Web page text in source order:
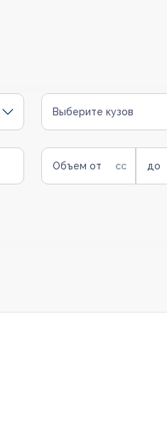
Выберите кузов
Объем от до